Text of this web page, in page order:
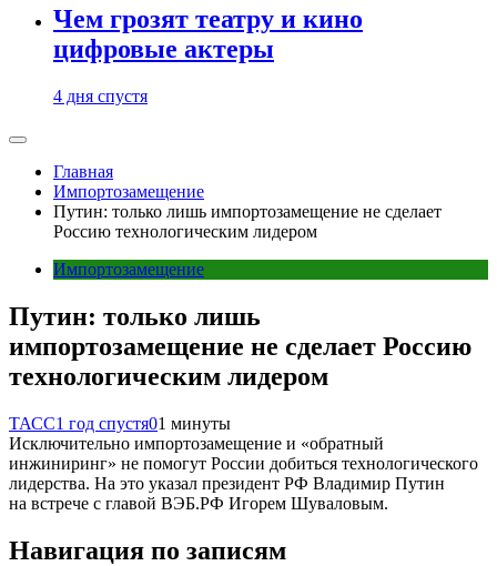
Чем грозят театру и кино
цифровые актеры
4 дня спустя
Главная
Импортозамещение
Путин: только лишь импортозамещение не сделает
Россию технологическим лидером
Импортозамещение
Путин: только лишь
импортозамещение не сделает Россию
технологическим лидером
ТАСС1 год спустя01 минуты
Исключительно импортозамещение и «обратный
инжиниринг» не помогут России добиться технологического
лидерства. На это указал президент РФ Владимир Путин
на встрече с главой ВЭБ.РФ Игорем Шуваловым.
Навигация по записям